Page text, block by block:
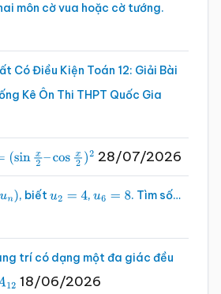
môn cờ vua hoặc cờ tướng.
Có Điều Kiện Toán 12: Giải Bài
Kê Ôn Thi THPT Quốc Gia
sinx2 –cosx2 )2 28/07/2026
un), biếtu2 =4 , u6 =8 . Tìm số…
trí có dạng một đa giác đều
18/06/2026